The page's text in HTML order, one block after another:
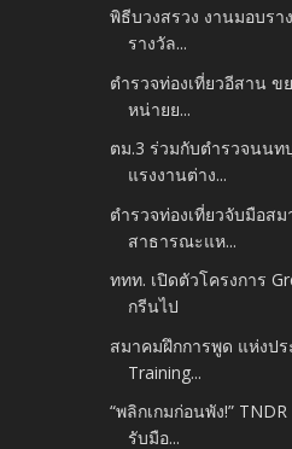
พิธีบวงสรวง งานมอบร
รางวัล...
ตำรวจท่องเที่ยวอีสาน ข
หน่ายย...
ตม.3 ร่วมกับตำรวจนนท
แรงงานต่าง...
ตำรวจท่องเที่ยวจับมือส
สาธารณะแห...
ททท. เปิดตัวโครงการ
กรีนไป
สมาคมฝึกการพูด แห่งปร
Training...
“พลิกเกมก่อนพัง!”
รับมือ...